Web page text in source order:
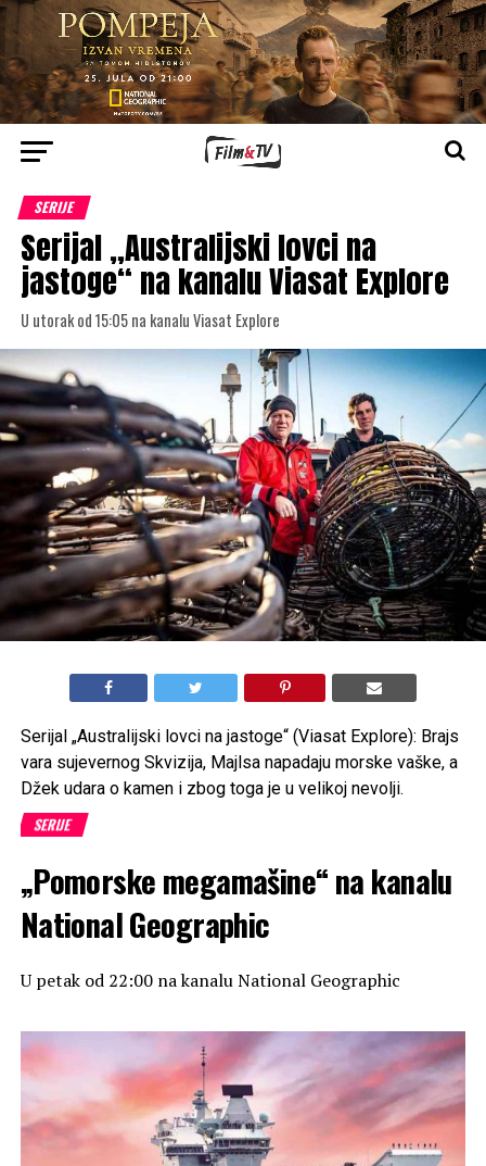
SERIJE
Serijal „Australijski lovci na
jastoge“ na kanalu Viasat Explore
U utorak od 15:05 na kanalu Viasat Explore
Serijal „Australijski lovci na jastoge“ (Viasat Explore): Brajs
vara sujevernog Skvizija, Majlsa napadaju morske vaške, a
Džek udara o kamen i zbog toga je u velikoj nevolji.
SERIJE
„Pomorske megamašine“ na kanalu
National Geographic
U petak od 22:00 na kanalu National Geographic